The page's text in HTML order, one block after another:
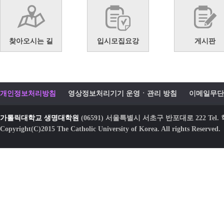
찾아오시는 길 입시모집요강 게시판
개인정보처리방침 영상정보처리기기 운영ㆍ관리 방침 이메일무
가톨릭대학교 생명대학원 (06591) 서울특별시 서초구 반포대로 222 Tel.
Copyright(C)2015 The Catholic University of Korea. All rights Reserved.